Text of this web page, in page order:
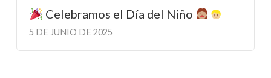
Celebramos el Día del Niño
5 DE JUNIO DE 2025